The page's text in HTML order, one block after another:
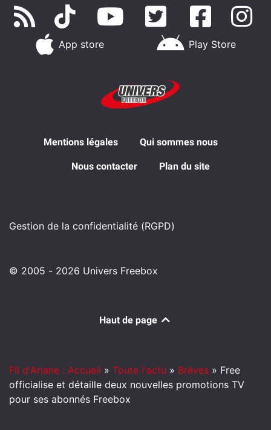
App store Play Store
Mentions légales Qui sommes nous
Nous contacter Plan du site
Gestion de la confidentialité (RGPD)
© 2005 - 2026 Univers Freebox
Haut de page
Fil d'Ariane : Accueil » Toute l'actu » Brèves » Free
officialise et détaille deux nouvelles promotions TV
pour ses abonnés Freebox